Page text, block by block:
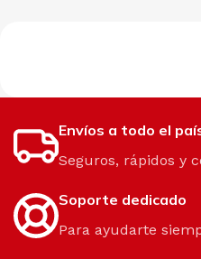
Envíos a todo el
Seguros, rápidos y
Soporte dedicado
Para ayudarte